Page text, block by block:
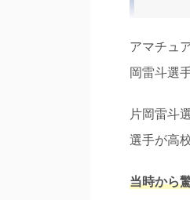
アマチュ
岡雷斗選手
片岡雷斗
選手が高
当時から